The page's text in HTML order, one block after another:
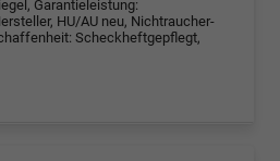
Garantieleistung:
HU/AU neu, Nichtraucher-
Scheckheftgepflegt,